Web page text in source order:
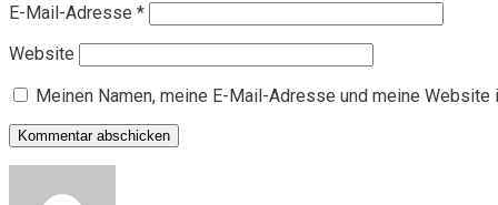
E-Mail-Adresse *
Website
Meinen Namen, meine E-Mail-Adresse und meine